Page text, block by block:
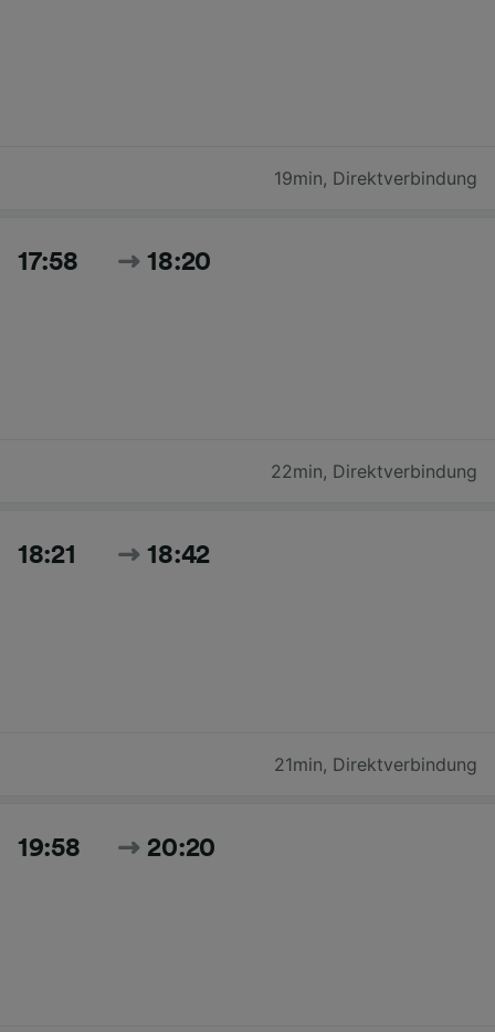
19min, Direktverbindung
17:58 18:20
22min, Direktverbindung
18:21 18:42
21min, Direktverbindung
19:58 20:20